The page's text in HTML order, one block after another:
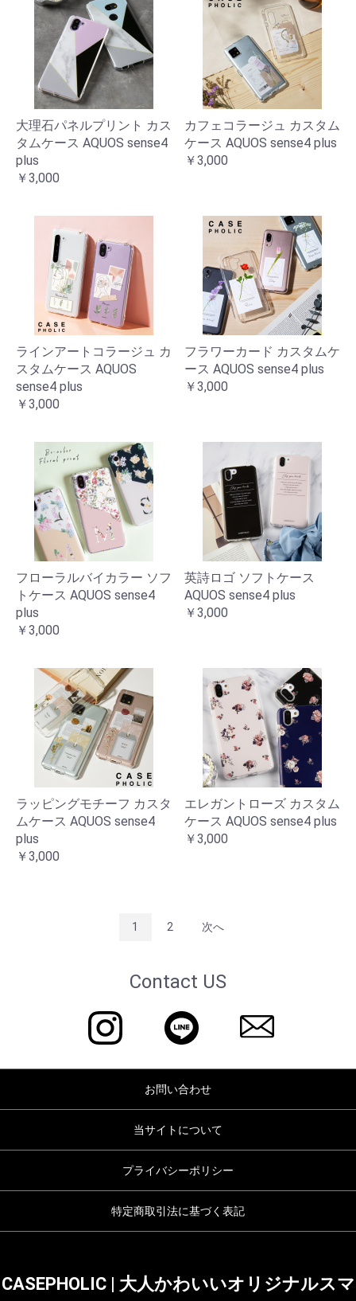
大理石パネルプリント カス
タムケース AQUOS sense4
plus
￥3,000
カフェコラージュ カスタム
ケース AQUOS sense4 plus
￥3,000
ラインアートコラージュ カ
スタムケース AQUOS
sense4 plus
￥3,000
フラワーカード カスタムケ
ース AQUOS sense4 plus
￥3,000
フローラルバイカラー ソフ
トケース AQUOS sense4
plus
￥3,000
英詩ロゴ ソフトケース
AQUOS sense4 plus
￥3,000
ラッピングモチーフ カスタ
ムケース AQUOS sense4
plus
￥3,000
エレガントローズ カスタム
ケース AQUOS sense4 plus
￥3,000
1 2 次へ
Contact US
お問い合わせ
当サイトについて
プライバシーポリシー
特定商取引法に基づく表記
CASEPHOLIC | 大人かわいいオリジナルスマ